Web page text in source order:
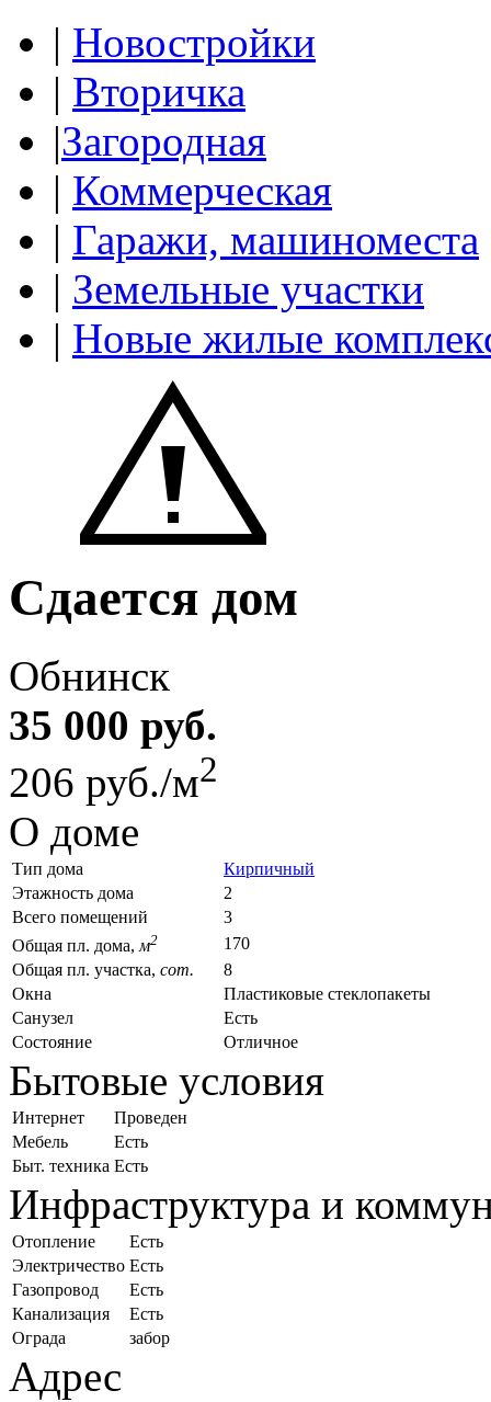
| Новостройки
| Вторичка
|Загородная
| Коммерческая
| Гаражи, машиноместа
| Земельные участки
| Новые жилые
Сдается дом
Обнинск
35 000 руб.
206 руб./м2
О доме
Тип дома
Кирпичный
Этажность дома
2
Всего помещений
3
Общая пл. дома, м2
170
Общая пл. участка, сот.
8
Окна
Пластиковые стеклопакеты
Санузел
Есть
Состояние
Отличное
Бытовые условия
Интернет
Проведен
Мебель
Есть
Быт. техника Есть
Инфраструктура и
Отопление
Есть
Электричество Есть
Газопровод
Есть
Канализация
Есть
Ограда
забор
Адрес